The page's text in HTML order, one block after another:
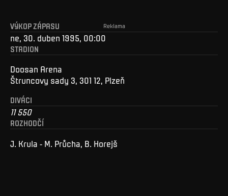
Reklama
VÝKOP ZÁPASU
ne, 30. duben 1995, 00:00
STADION
Doosan Arena
Štruncovy sady 3, 301 12, Plzeň
DIVÁCI
11 550
ROZHODČÍ
J. Krula - M. Průcha, B. Horejš